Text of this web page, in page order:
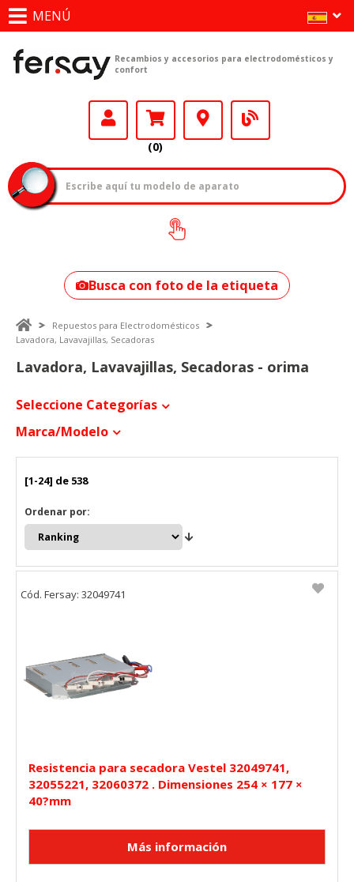
MENÚ
Recambios y accesorios para electrodomésticos y
confort
(0)
¿Cómo encontrar
tu modelo?
Busca con foto de la etiqueta
Repuestos para Electrodomésticos
Lavadora, Lavavajillas, Secadoras
Lavadora, Lavavajillas, Secadoras - orima
Seleccione Categorías
Marca/modelo
[1-24] de 538
Ordenar por:
Resistencia para secadora Vestel 32049741,
32055221, 32060372 . Dimensiones 254 × 177 ×
40?mm
Cód. Fersay: 32049741